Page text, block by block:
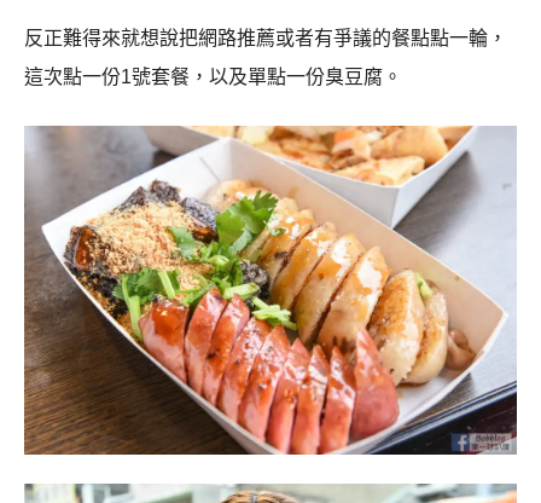
反正難得來就想說把網路推薦或者有爭議的餐點點一輪，
這次點一份1號套餐，以及單點一份臭豆腐。